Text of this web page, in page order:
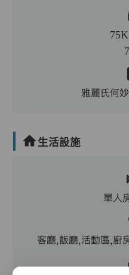
雅麗氏何
生活設施
單人
客廳,飯廳,活動區,廚